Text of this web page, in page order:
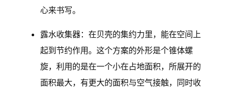
心来书写。
露水收集器：在贝壳的集约力里，能在空间上
起到节约作用。这个方案的外形是个锥体螺
旋，利用的是在一个小在占地面积，所展开的
面积最大，有更大的面积与空气接触，同时收